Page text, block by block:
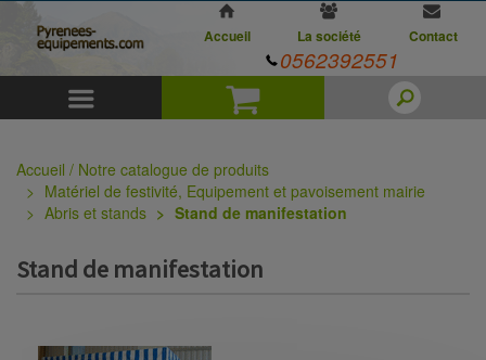
Panier
Accueil La société Contact
0562392551
Accueil / Notre catalogue de produits
Matériel de festivité, Equipement et pavoisement mairie
Abris et stands
Stand de manifestation
Stand de manifestation